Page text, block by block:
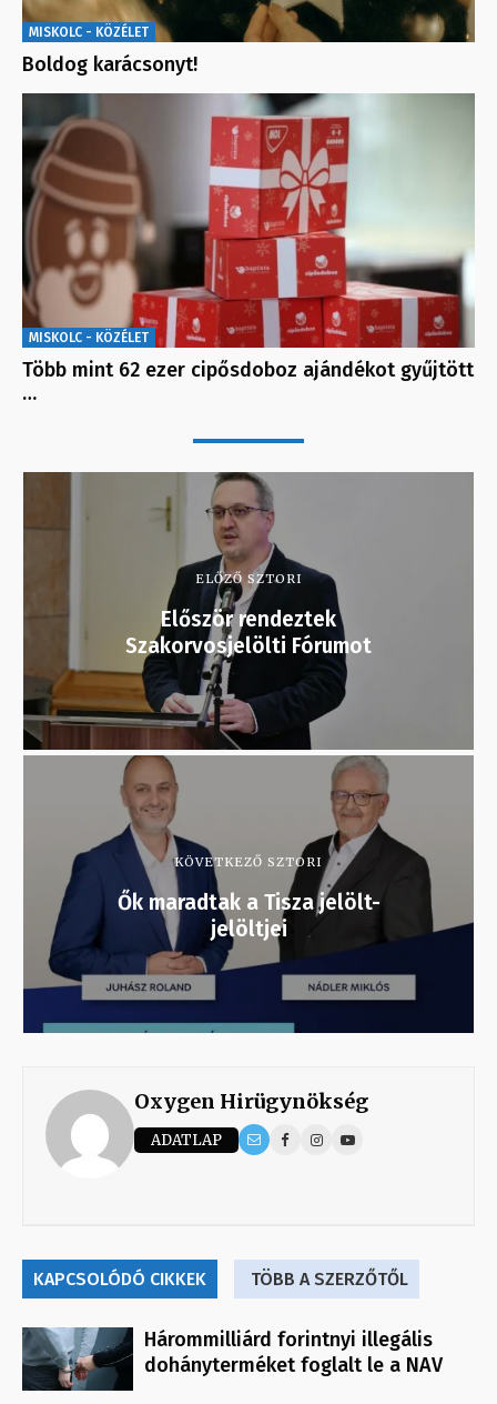
MISKOLC - KÖZÉLET
Boldog karácsonyt!
MISKOLC - KÖZÉLET
Több mint 62 ezer cipősdoboz ajándékot gyűjtött
…
ELŐZŐ SZTORI
Először rendeztek
Szakorvosjelölti Fórumot
KÖVETKEZŐ SZTORI
Ők maradtak a Tisza jelölt-
jelöltjei
Oxygen Hirügynökség
ADATLAP
KAPCSOLÓDÓ CIKKEK TÖBB A SZERZŐTŐL
Hárommilliárd forintnyi illegális
dohányterméket foglalt le a NAV